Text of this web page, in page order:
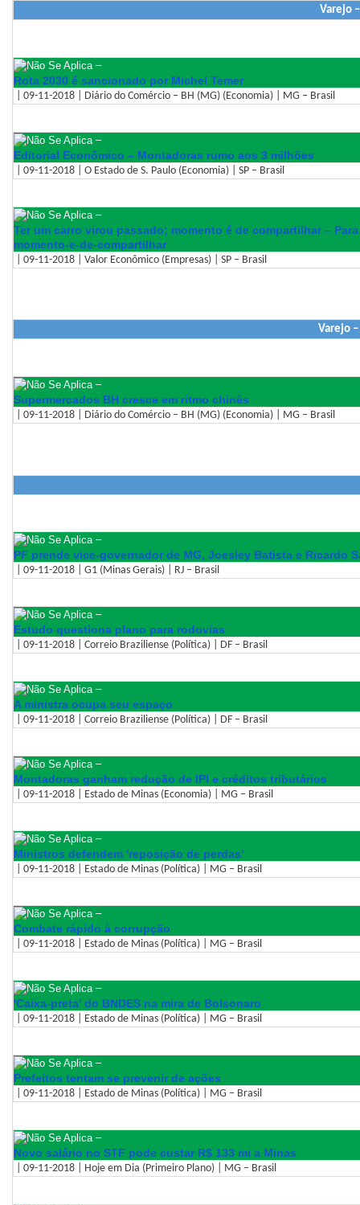
Varejo
–
Rota 2030 é sancionado por Michel Temer
| 09-11-2018 | Diário do Comércio – BH (MG) (Economia) | MG – Brasil
–
Editorial Econômico – Montadoras rumo aos 3 milhões
| 09-11-2018 | O Estado de S. Paulo (Economia) | SP – Brasil
–
Ter um carro virou passado; momento é de compartilhar –
momento-e-de-compartilhar
| 09-11-2018 | Valor Econômico (Empresas) | SP – Brasil
Varejo
–
Supermercados BH cresce em ritmo chinês
| 09-11-2018 | Diário do Comércio – BH (MG) (Economia) | MG – Brasil
–
PF prende vice-governador de MG, Joesley Batista e
| 09-11-2018 | G1 (Minas Gerais) | RJ – Brasil
–
Estudo questiona plano para rodovias
| 09-11-2018 | Correio Braziliense (Política) | DF – Brasil
–
A ministra ocupa seu espaço
| 09-11-2018 | Correio Braziliense (Política) | DF – Brasil
–
Montadoras ganham redução de IPI e créditos tributários
| 09-11-2018 | Estado de Minas (Economia) | MG – Brasil
–
Ministros defendem 'reposição de perdas'
| 09-11-2018 | Estado de Minas (Política) | MG – Brasil
–
Combate rápido à corrupção
| 09-11-2018 | Estado de Minas (Política) | MG – Brasil
–
'Caixa-preta' do BNDES na mira de Bolsonaro
| 09-11-2018 | Estado de Minas (Política) | MG – Brasil
–
Prefeitos tentam se prevenir de ações
| 09-11-2018 | Estado de Minas (Política) | MG – Brasil
–
Novo salário no STF pode custar R$ 133 mi a Minas
| 09-11-2018 | Hoje em Dia (Primeiro Plano) | MG – Brasil